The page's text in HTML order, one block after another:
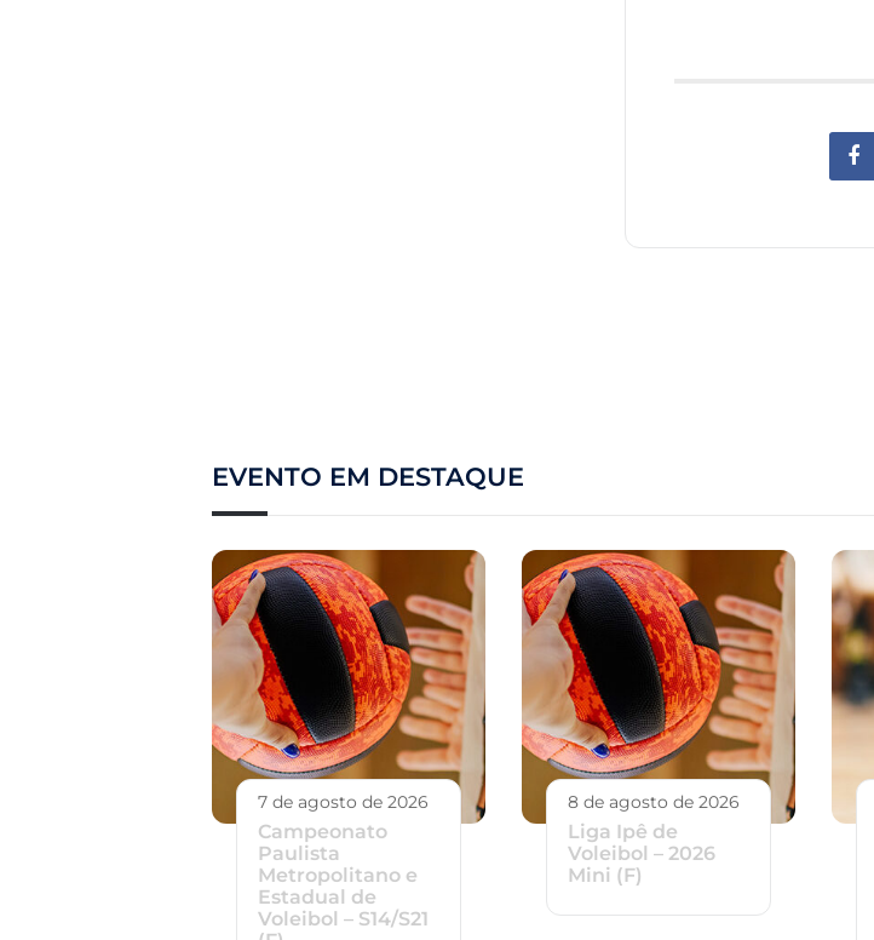
EVENTO EM DESTAQUE
7 de agosto de 2026
Campeonato
Paulista
Metropolitano e
Estadual de
Voleibol – S14/S21
8 de agosto de 2026
Liga Ipê de
Voleibol – 2026
Mini (F)